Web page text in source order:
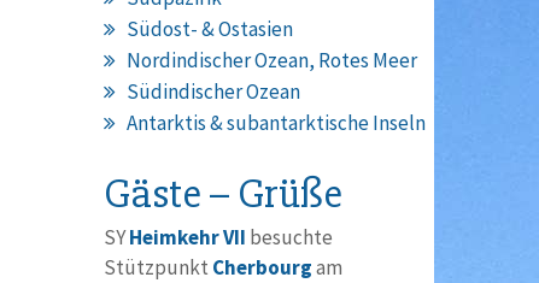
Südost- & Ostasien
Nordindischer Ozean, Rotes Meer
Südindischer Ozean
Antarktis & subantarktische Inseln
Gäste – Grüße
SYHeimkehr VII besuchte
Stützpunkt Cherbourgam